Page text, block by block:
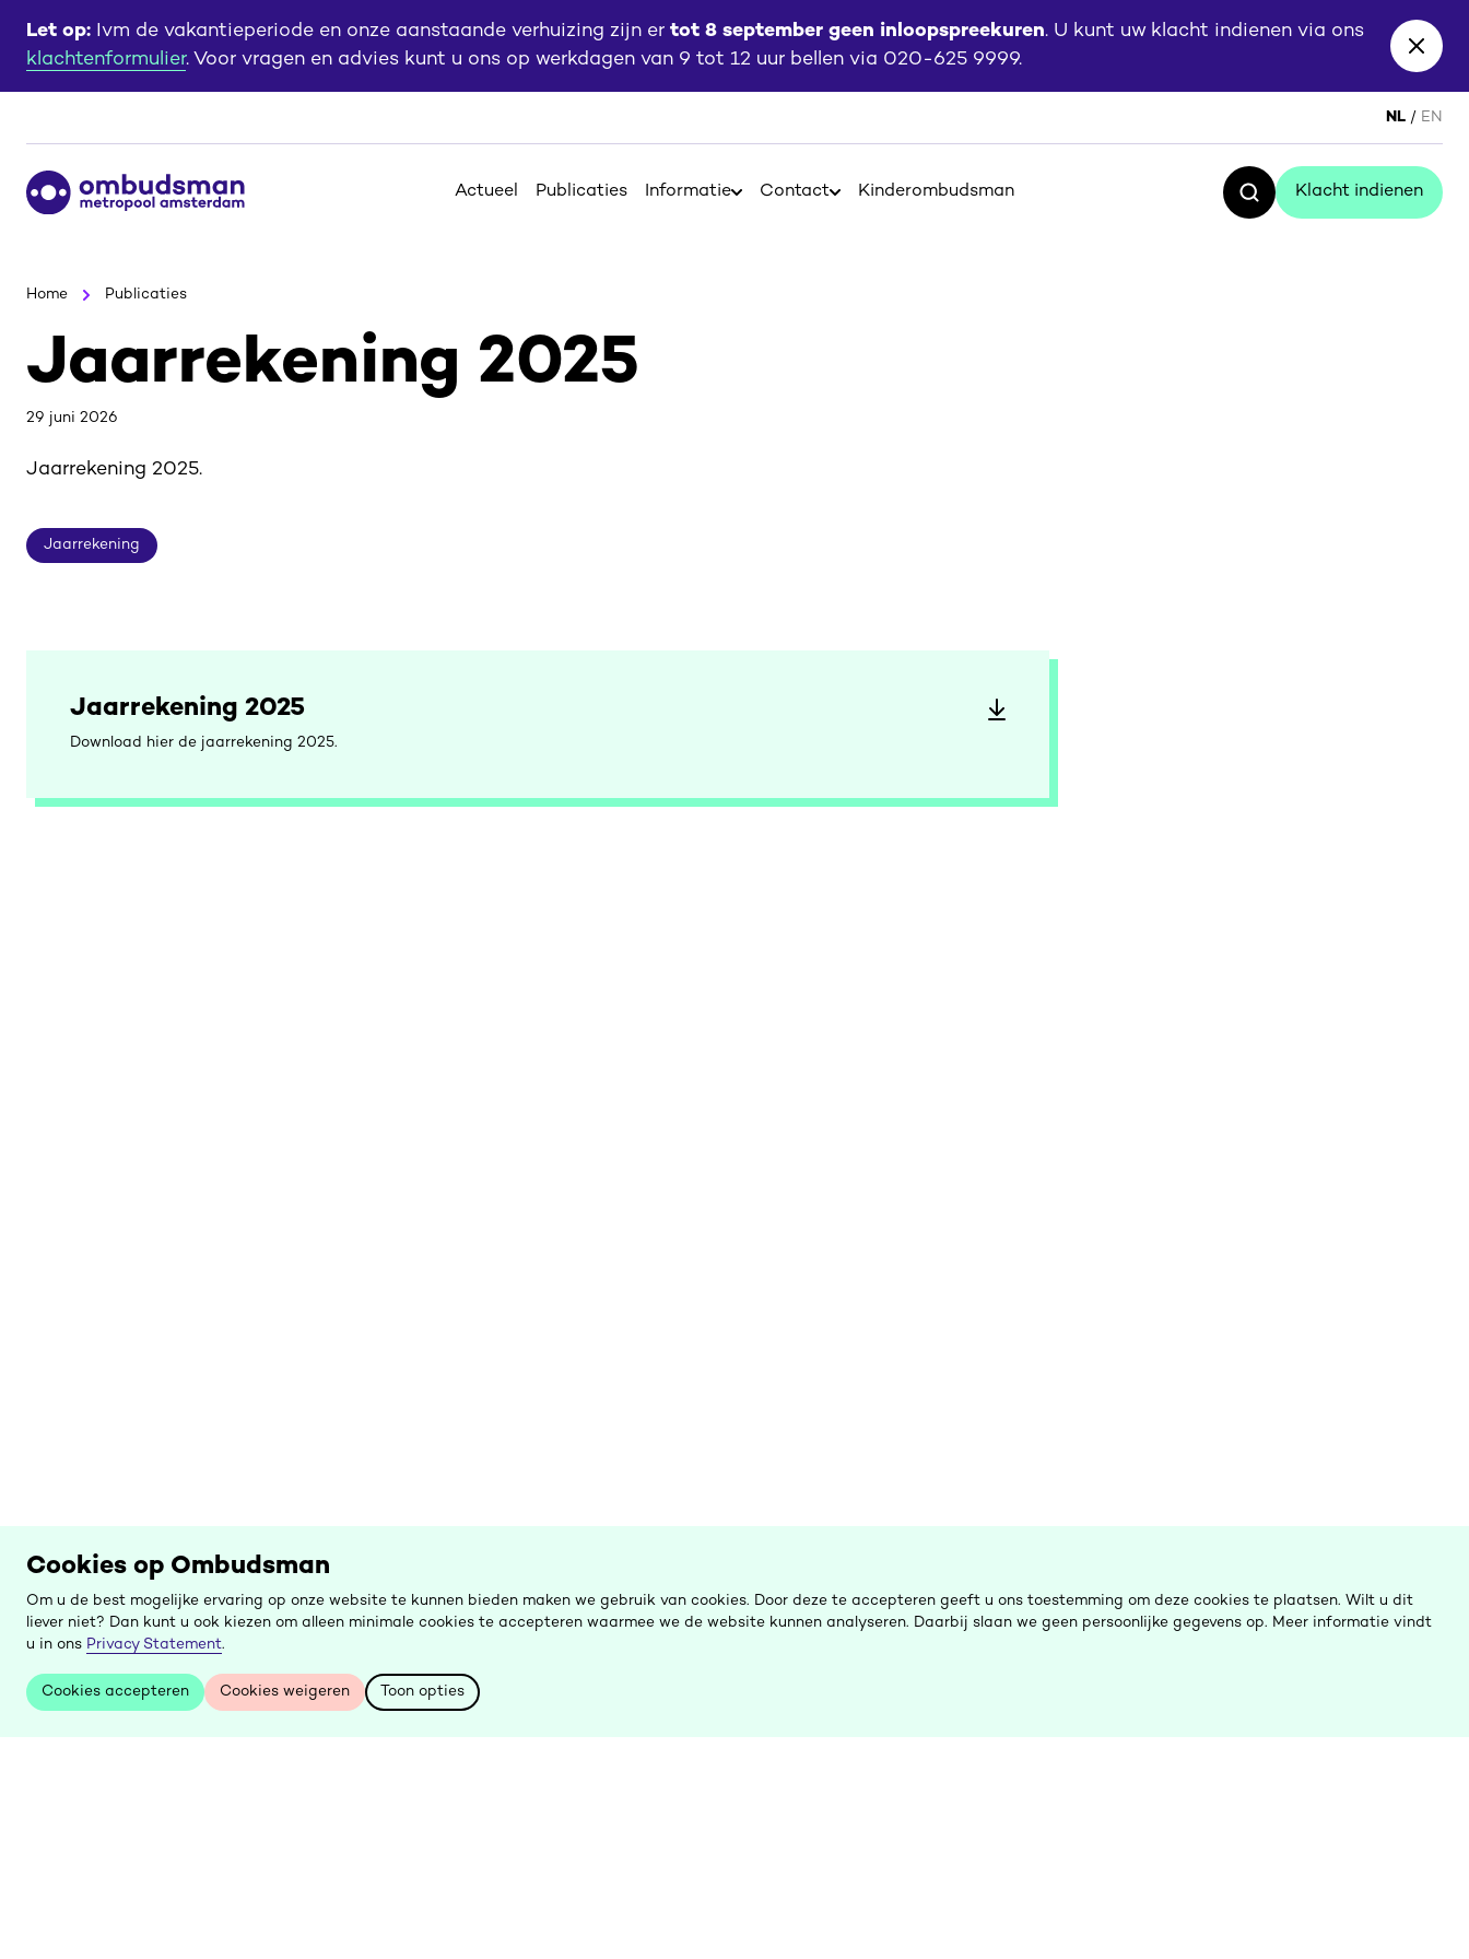
Let op: Ivm de vakantieperiode en onze aanstaande verhuizing zijn er tot 8 september geen inloopspreekuren. U kunt uw klacht indienen via ons
klachtenformulier. Voor vragen en advies kunt u ons op werkdagen van 9 tot 12 uur bellen via 020-625 9999.
Close
naar
content
naar
footer
Ga
naar
Actueel Publicaties Informatie OpenContact OpenKinderombudsman
Zoeken
Klacht indienen
Klacht indienen
NL EN
Home Publicaties
Jaarrekening 2025
29 juni 2026
Jaarrekening 2025.
Jaarrekening
Jaarrekening
Jaarrekening 2025
Download hier de jaarrekening 2025.
Cookies op Ombudsman
Om u de best mogelijke ervaring op onze website te kunnen bieden maken we gebruik van cookies. Door deze te accepteren geeft u ons toestemming om deze cookies te plaatsen. Wilt u dit
liever niet? Dan kunt u ook kiezen om alleen minimale cookies te accepteren waarmee we de website kunnen analyseren. Daarbij slaan we geen persoonlijke gegevens op. Meer informatie vindt
u in ons Privacy Statement.
Cookies accepteren
Cookies accepteren
Cookies weigeren
Cookies weigeren
Toon opties
Toon opties